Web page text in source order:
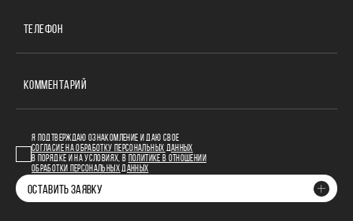
ТЕЛЕФОН
КОММЕНТАРИЙ
Я ПОДТВЕРЖДАЮ ОЗНАКОМЛЕНИЕ И ДАЮ СВОЕ
СОГЛАСИЕ НА ОБРАБОТКУ ПЕРСОНАЛЬНЫХ ДАННЫХ
В ПОРЯДКЕ И НА УСЛОВИЯХ, В
ПОЛИТИКЕ В ОТНОШЕНИИ
ОБРАБОТКИ ПЕРСОНАЛЬНЫХ ДАННЫХ
ОСТАВИТЬ ЗАЯВКУ